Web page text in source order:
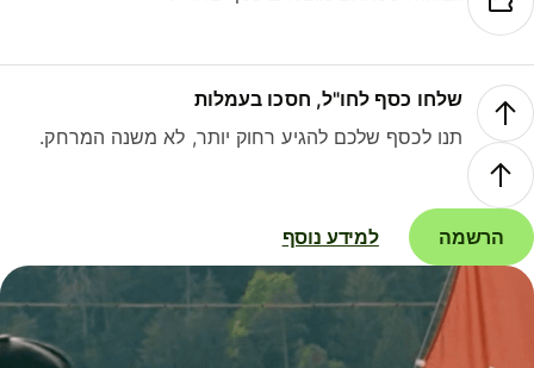
שלחו כסף לחו"ל, חסכו בעמלות
תנו לכסף שלכם להגיע רחוק יותר, לא משנה המרחק.
הרשמה למידע נוסף